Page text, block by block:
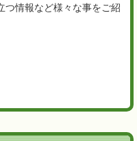
つ情報など様々な事をご紹